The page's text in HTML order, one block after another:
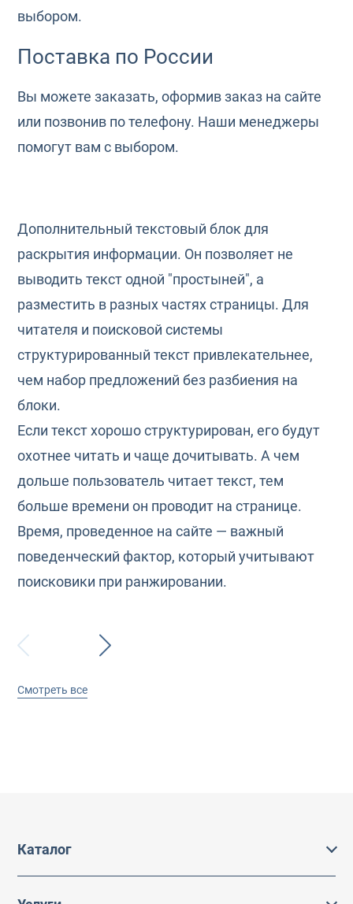
выбором.
Поставка по России
Вы можете заказать, оформив заказ на сайте
или позвонив по телефону. Наши менеджеры
помогут вам с выбором.
Дополнительный текстовый блок для
раскрытия информации. Он позволяет не
выводить текст одной "простыней", а
разместить в разных частях страницы. Для
читателя и поисковой системы
структурированный текст привлекательнее,
чем набор предложений без разбиения на
блоки.
Если текст хорошо структурирован, его будут
охотнее читать и чаще дочитывать. А чем
дольше пользователь читает текст, тем
больше времени он проводит на странице.
Время, проведенное на сайте — важный
поведенческий фактор, который учитывают
поисковики при ранжировании.
Смотреть все
Каталог
Каталог